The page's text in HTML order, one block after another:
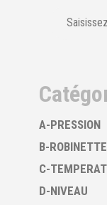
A-PRESSION
B-
C-
D-NIVEAU